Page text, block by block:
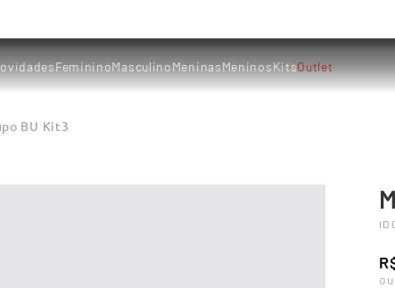
FemininoMasculinoMeninasMeninosKitsOutlet
BU Kit3
ID
ou